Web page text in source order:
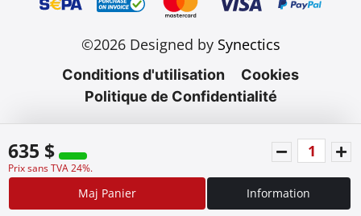
635 $
Prix sans TVA 24%.
Maj Panier Information
©2026 Designed by Synectics
Conditions d'utilisation
Cookies
Politique de Confidentialité